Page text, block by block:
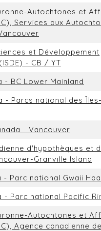
Autochtones et
Services aux
et Développement
- CB / YT
- BC Lower Mainland
- Parcs national des
- Vancouver
d'hypothèques et
Granville Island
- Parc national Gwaii
- Parc national Pacific
Autochtones et
Agence canadienne de